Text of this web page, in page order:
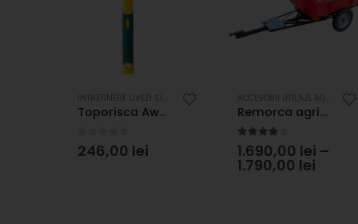
POMPE DE STROPIT ATOMIZOARE SI PULVERIZATOARE UTILAJE AGRICOLE
UTILAJE AGRICOLE UNELTE DE MANA , UTILAJE AGRICOLE
Toporisca Awax 0,8 kg, muchii rotunjite, coada NOVAGRIP
0 out of 5
246,00 lei
,
Remorca agricola 500 Kg/700 Kg
4.00 out of 5
1.690,00 lei –
1.790,00 lei